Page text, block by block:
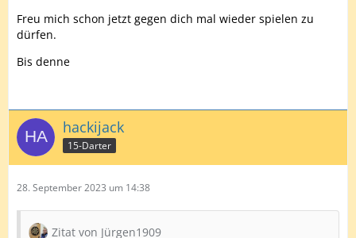
Freu mich schon jetzt gegen dich mal wieder spielen zu
dürfen.
Bis denne
hackijack
15-Darter
28. September 2023 um 14:38
Zitat von Jürgen1909